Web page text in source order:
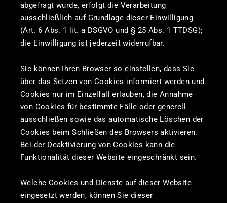
abgefragt wurde, erfolgt die Verarbeitung
ausschließlich auf Grundlage dieser Einwilligung
(Art. 6 Abs. 1 lit. a DSGVO und § 25 Abs. 1 TTDSG);
die Einwilligung ist jederzeit widerrufbar.
Sie können Ihren Browser so einstellen, dass Sie
über das Setzen von Cookies informiert werden und
Cookies nur im Einzelfall erlauben, die Annahme
von Cookies für bestimmte Fälle oder generell
ausschließen sowie das automatische Löschen der
Cookies beim Schließen des Browsers aktivieren.
Bei der Deaktivierung von Cookies kann die
Funktionalität dieser Website eingeschränkt sein.
Welche Cookies und Dienste auf dieser Website
eingesetzt werden, können Sie dieser